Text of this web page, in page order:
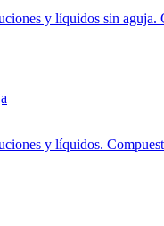
y líquidos sin aguja.
y líquidos.